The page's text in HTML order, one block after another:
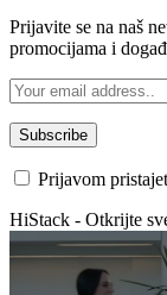
Prijavite se na naš
promocijama i
Prijavom
HiStack - Otkrijte